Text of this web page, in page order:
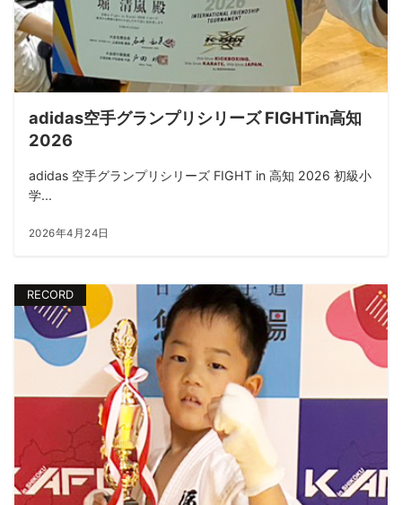
adidas空手グランプリシリーズ FIGHTin高知
2026
adidas 空手グランプリシリーズ FIGHT in 高知 2026 初級小
学...
2026年4月24日
RECORD